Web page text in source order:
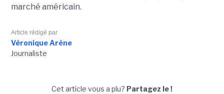
marché américain.
Article rédigé par
Véronique Arène
Journaliste
Cet article vous a plu? Partagez le !